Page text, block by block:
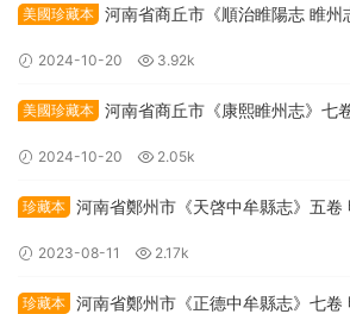
美國珍藏本 河南省商丘市《順治睢陽志 睢州
2024-10-20 3.92k
美國珍藏本 河南省商丘市《康熙睢州志》七
2024-10-20 2.05k
珍藏本 河南省鄭州市《天啓中牟縣志》五卷
2023-08-11 2.17k
珍藏本 河南省鄭州市《正德中牟縣志》七卷